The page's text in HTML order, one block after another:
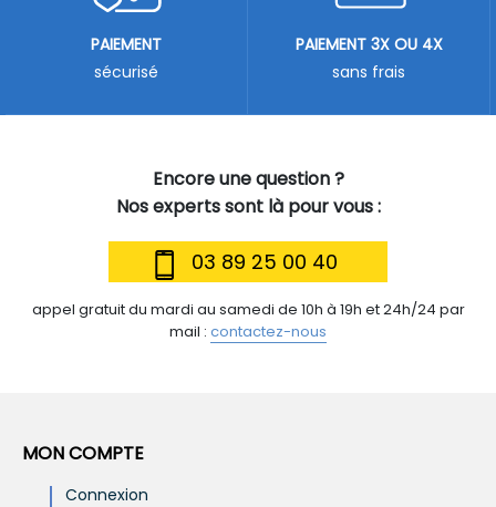
Encore une question ?
Nos experts sont là pour vous :
03 89 25 00 40
appel gratuit du mardi au samedi de 10h à 19h et 24h/24 par
mail : contactez-nous
PAIEMENT
sécurisé
PAIEMENT 3X OU 4X
sans frais
MON COMPTE
Connexion